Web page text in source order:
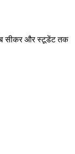
सीकर और स्टूडेंट तक